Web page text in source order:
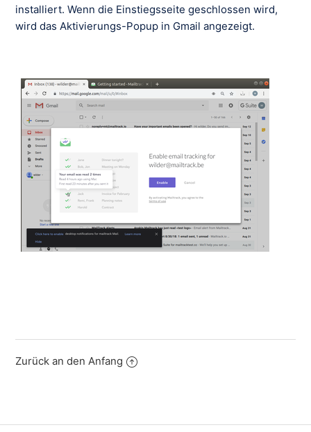
installiert. Wenn die Einstiegsseite geschlossen wird,
wird das Aktivierungs-Popup in Gmail angezeigt.
Zurück an den Anfang